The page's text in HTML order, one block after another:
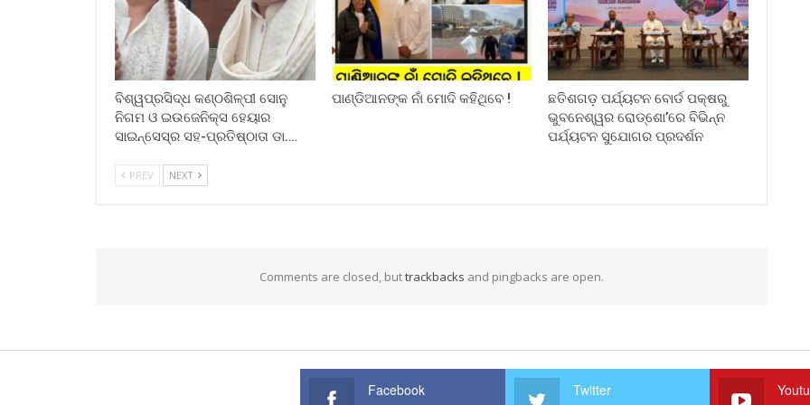
ବିଶ୍ୱପ୍ରସିଦ୍ଧ କଣ୍ଠଶିଳ୍ପୀ ସୋନୁ
ନିଗମ ଓ ଇଉଜେନିକ୍ସ ହେୟାର
ସାଇନ୍ସେସ୍ର ସହ-ପ୍ରତିଷ୍ଠାତା ଡା.…
ପାଣ୍ଡିଆନଙ୍କ ନାଁ ମୋଦି କହିଥିବେ !
ଛତିଶଗଡ଼ ପର୍ଯ୍ୟଟନ ବୋର୍ଡ ପକ୍ଷରୁ
ଭୁବନେଶ୍ୱର ରୋଡ୍‌ଶୋ’ରେ ବିଭିନ୍ନ
ପର୍ଯ୍ୟଟନ ସୁଯୋଗର ପ୍ରଦର୍ଶନ
PREV NEXT
Comments are closed, buttrackbacks and pingbacks are open.
Facebook Twitter